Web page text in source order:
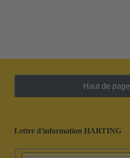
Haut de page
Lettre d'information HARTING